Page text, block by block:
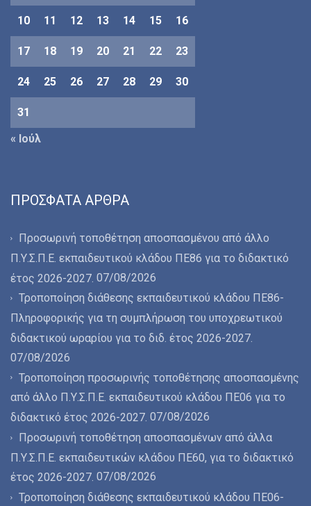
10 11 12 13 14 15 16
17 18 19 20 21 22 23
24 25 26 27 28 29 30
31
« Ιούλ
ΠΡΌΣΦΑΤΑ ΆΡΘΡΑ
Προσωρινή τοποθέτηση αποσπασμένου από άλλο
Π.Υ.Σ.Π.Ε. εκπαιδευτικού κλάδου ΠΕ86 για το διδακτικό
έτος 2026-2027. 07/08/2026
Τροποποίηση διάθεσης εκπαιδευτικού κλάδου ΠΕ86-
Πληροφορικής για τη συμπλήρωση του υποχρεωτικού
διδακτικού ωραρίου για το διδ. έτος 2026-2027.
07/08/2026
Τροποποίηση προσωρινής τοποθέτησης αποσπασμένης
από άλλο Π.Υ.Σ.Π.Ε. εκπαιδευτικού κλάδου ΠΕ06 για το
διδακτικό έτος 2026-2027. 07/08/2026
Προσωρινή τοποθέτηση αποσπασμένων από άλλα
Π.Υ.Σ.Π.Ε. εκπαιδευτικών κλάδου ΠΕ60, για το διδακτικό
έτος 2026-2027. 07/08/2026
Τροποποίηση διάθεσης εκπαιδευτικού κλάδου ΠΕ06-